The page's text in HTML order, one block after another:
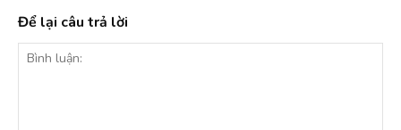
Để lại câu trả lời